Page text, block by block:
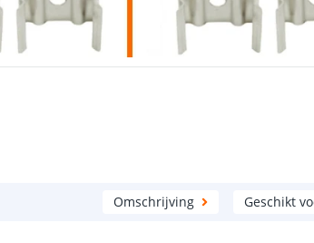
Omschrijving Geschikt